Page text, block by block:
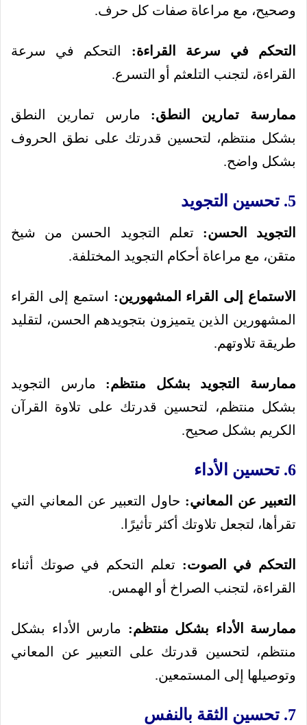
وصحيح، مع مراعاة صفات كل حرف.
التحكم في سرعة القراءة: التحكم في سرعة
القراءة، لتجنب التلعثم أو التسرع.
ممارسة تمارين النطق: مارس تمارين النطق
بشكل منتظم، لتحسين قدرتك على نطق الحروف
بشكل واضح.
5. تحسين التجويد
التجويد الحسن: تعلم التجويد الحسن من شيخ
متقن، مع مراعاة أحكام التجويد المختلفة.
الاستماع إلى القراء المشهورين: استمع إلى القراء
المشهورين الذين يتميزون بتجويدهم الحسن، لتقليد
طريقة تلاوتهم.
ممارسة التجويد بشكل منتظم: مارس التجويد
بشكل منتظم، لتحسين قدرتك على تلاوة القرآن
الكريم بشكل صحيح.
6. تحسين الأداء
التعبير عن المعاني: حاول التعبير عن المعاني التي
تقرأها، لتجعل تلاوتك أكثر تأثيرًا.
التحكم في الصوت: تعلم التحكم في صوتك أثناء
القراءة، لتجنب الصراخ أو الهمس.
ممارسة الأداء بشكل منتظم: مارس الأداء بشكل
منتظم، لتحسين قدرتك على التعبير عن المعاني
وتوصيلها إلى المستمعين.
7. تحسين الثقة بالنفس